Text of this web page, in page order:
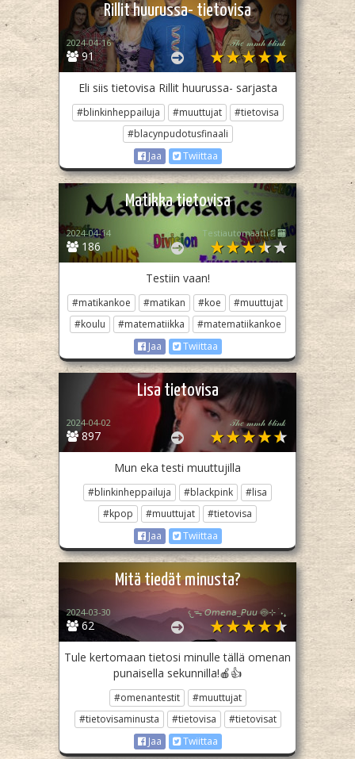
Rillit huurussa- tietovisa
91
2024-04-16 𝒯𝒽𝑒 𝓂𝓂𝒽 𝒷𝓁𝒾𝓃𝓀
Eli siis tietovisa Rillit huurussa- sarjasta
#blinkinheppailuja #muuttujat
#tietovisa
#blacynpudotusfinaali
Jaa
Twiittaa
Matikka tietovisa
186
2024-04-14 Testiautomaatti📄🏧
Testiin vaan!
#matikankoe #matikan #koe
#muuttujat
#koulu
#matematiikka
#matematiikankoe
Jaa
Twiittaa
Lisa tietovisa
897
2024-04-02 𝒯𝒽𝑒 𝓂𝓂𝒽 𝒷𝓁𝒾𝓃𝓀
Mun eka testi muuttujilla
#blinkinheppailuja #blackpink
#lisa
#kpop
#muuttujat
#tietovisa
Jaa
Twiittaa
Mitä tiedät minusta?
62
2024-03-30 𐔌ᯓ 𝘖𝘮𝘦𝘯𝘢_𝘗𝘶𝘶 🍥⊹ ࣪ ˖₊
Tule kertomaan tietosi minulle tällä omenan
punaisella sekunnilla!🍎👍
#omenantestit
#muuttujat
#tietovisaminusta
#tietovisa
#tietovisat
Jaa
Twiittaa